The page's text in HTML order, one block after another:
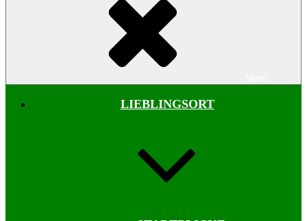
LIEBLINGSORT